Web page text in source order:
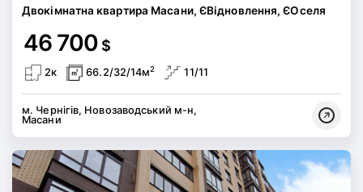
Двокімнатна квартира Масани, ЄВідновлення, ЄОселя
46 700 $
2к 66.2/32/14м2 11/11
м. Чернігів, Новозаводський м-н,
Масани